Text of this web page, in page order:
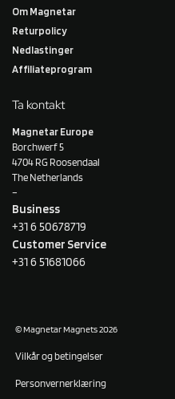
Om Magnetar
Returpolicy
Nedlastinger
Affiliateprogram
Ta kontakt
Magnetar Europe
Borchwerf 5
4704 RG Roosendaal
The Netherlands
–
Business
+31 6 50678719
Customer Service
+31 6 51681066
© Magnetar Magnets 2026
Vilkår og betingelser
Personvernerklæring